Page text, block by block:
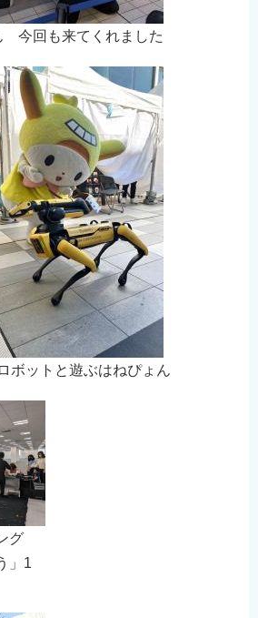
今回も来てくれました
ボットと遊ぶはねぴょん
グ
」1